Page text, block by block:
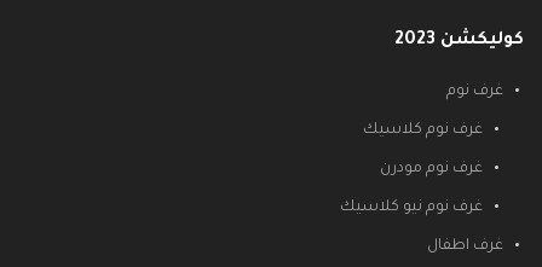
كوليكشن 2023
غرف نوم
غرف نوم كلاسيك
غرف نوم مودرن
غرف نوم نيو كلاسيك
غرف اطفال